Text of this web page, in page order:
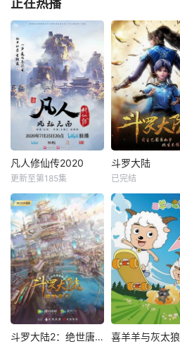
正在热播
凡人修仙传2020
更新至第185集
斗罗大陆
已完结
斗罗大陆2：绝世唐门 喜羊羊与灰太狼